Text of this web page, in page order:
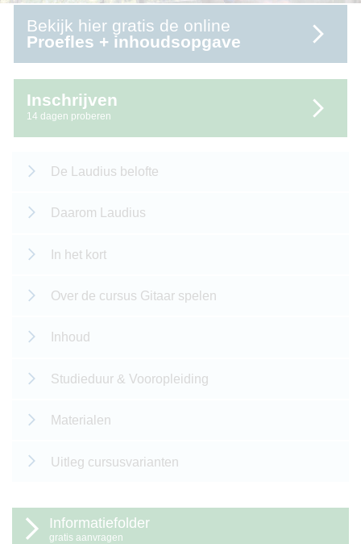
Bekijk hier gratis de online
Proefles + inhoudsopgave
Inschrijven
14 dagen proberen
De Laudius belofte
Daarom Laudius
In het kort
Over de cursus Gitaar spelen
Inhoud
Studieduur & Vooropleiding
Materialen
Uitleg cursusvarianten
Informatiefolder
gratis aanvragen